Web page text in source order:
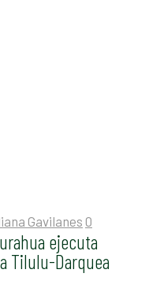
Gavilanes 0
ejecuta
Tilulu-Darquea